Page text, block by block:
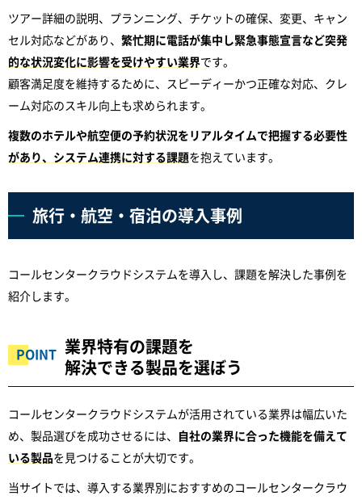
ツアー詳細の説明、プランニング、チケットの確保、変更、キャン
セル対応などがあり、 繁忙期に電話が集中し緊急事態宣言など突発
的な状況変化に影響を受けやすい業界です。
顧客満足度を維持するために、スピーディーかつ正確な対応、クレ
ーム対応のスキル向上も求められます。
複数のホテルや航空便の予約状況をリアルタイムで把握する必要性
があり、システム連携に対する課題を抱えています。
旅行・航空・宿泊の導入事例
コールセンタークラウドシステムを導入し、課題を解決した事例を
紹介します。
業界特有の課題を
解決できる製品を選ぼう
コールセンタークラウドシステムが活用されている業界は幅広いた
め、製品選びを成功させるには、 自社の業界に合った機能を備えて
いる製品を見つけることが大切です。
当サイトでは、導入する業界別におすすめのコールセンタークラウ